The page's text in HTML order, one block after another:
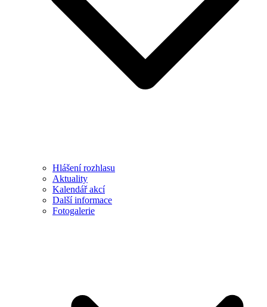
Hlášení rozhlasu
Aktuality
Kalendář akcí
Další informace
Fotogalerie